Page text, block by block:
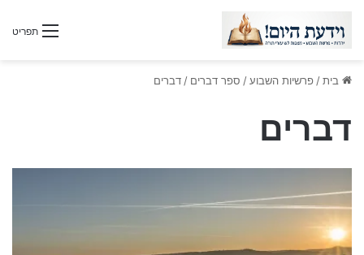
תפריט
בית/ פרשיות השבוע/ ספר דברים / דברים
דברים